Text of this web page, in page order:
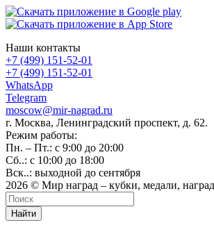
Наши контакты
+7 (499) 151-52-01
+7 (499) 151-52-01
WhatsApp
Telegram
moscow@mir-nagrad.ru
г. Москва, Ленинградский проспект, д. 62.
Режим работы:
Пн. – Пт.: с 9:00 до 20:00
Сб..: с 10:00 до 18:00
Вск..: выходной до сентября
2026 © Мир наград – кубки, медали,
Найти